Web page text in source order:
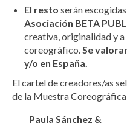
El resto serán
Asociación BETA
creativa, originalidad y
coreográfico.Se
y/o en España.
El cartel de creadores/as
de la Muestra
Paula Sánchez &